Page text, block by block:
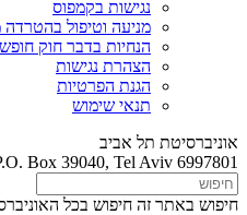
נגישות בקמפוס
מניעה וטיפול בהטרדה
הנחיות בדבר חוק
הצהרת נגישות
הגנת הפרטיות
תנאי שימוש
אוניברסיטת תל אביב
Box 39040, Tel Aviv 6997801
חיפוש באתר זה חיפוש בכל